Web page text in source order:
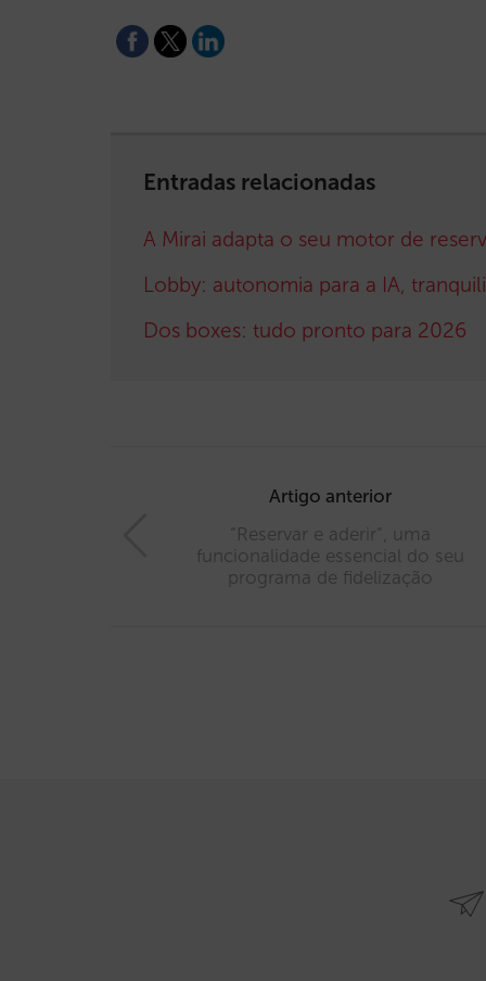
Entradas relacionadas
A Mirai adapta o seu motor de
Lobby: autonomia para a IA,
Dos boxes: tudo pronto para 2026
Artigo anterior
“Reservar e aderir”, uma
funcionalidade essencial do seu
programa de fidelização